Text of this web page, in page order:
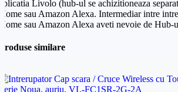
Cerințele tale (proiect, buget, termen, alte
Trimite solicitarea
Livolo (hub-ul se achizitioneaza
sau Amazon Alexa. Intermediar intre
sau Amazon Alexa aveti nevoie de
similare